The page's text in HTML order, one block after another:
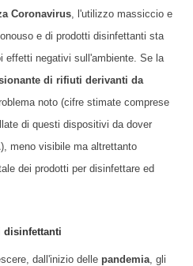
Coronavirus , l'utilizzo massiccio e
e di prodotti disinfettanti sta
effetti negativi sull'ambiente. Se la
di rifiuti derivanti da
noto (cifre stimate comprese
di questi dispositivi da dover
meno visibile ma altrettanto
dei prodotti per disinfettare ed
disinfettanti
dall'inizio delle pandemia , gli